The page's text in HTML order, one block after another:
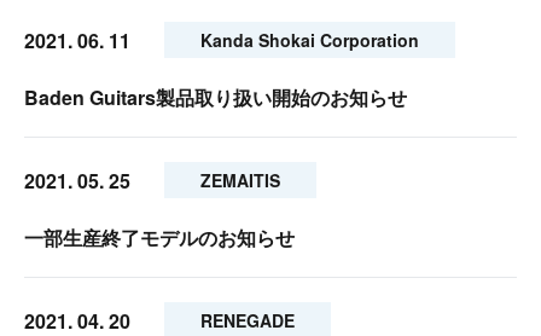
2021. 06. 11 Kanda Shokai Corporation
Baden Guitars製品取り扱い開始のお知らせ
2021. 05. 25 ZEMAITIS
一部生産終了モデルのお知らせ
2021. 04. 20 RENEGADE